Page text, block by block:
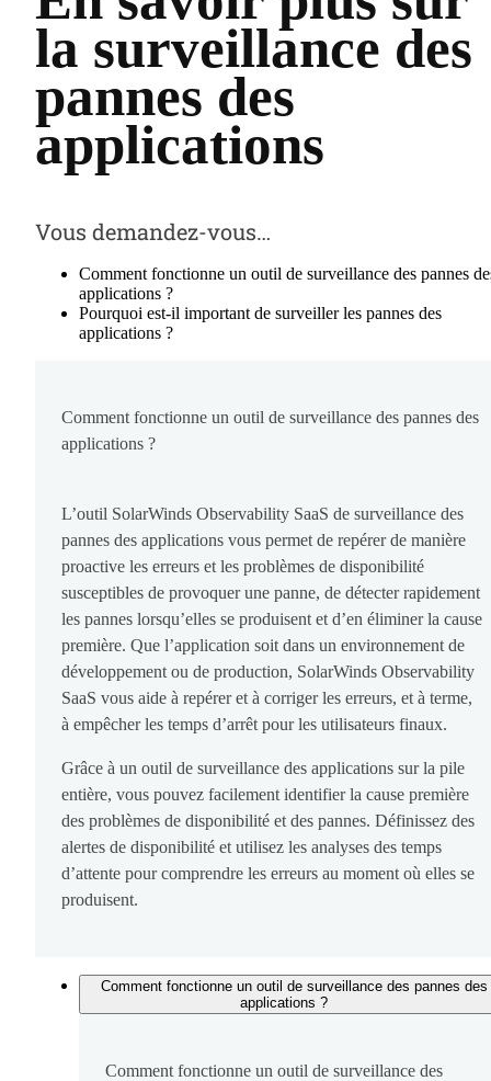
la surveillance des
pannes des
applications
Vous demandez-vous…
Comment fonctionne un outil de surveillance des pannes
applications ?
Pourquoi est-il important de surveiller les pannes des
applications ?
Comment fonctionne un outil de surveillance des pannes des
applications ?
L’outil SolarWinds Observability SaaS de surveillance des
pannes des applications vous permet de repérer de manière
proactive les erreurs et les problèmes de disponibilité
susceptibles de provoquer une panne, de détecter rapidement
les pannes lorsqu’elles se produisent et d’en éliminer la cause
première. Que l’application soit dans un environnement de
développement ou de production, SolarWinds Observability
SaaS vous aide à repérer et à corriger les erreurs, et à terme,
à empêcher les temps d’arrêt pour les utilisateurs finaux.
Grâce à un outil de surveillance des applications sur la pile
entière, vous pouvez facilement identifier la cause première
des problèmes de disponibilité et des pannes. Définissez des
alertes de disponibilité et utilisez les analyses des temps
d’attente pour comprendre les erreurs au moment où elles se
produisent.
Comment fonctionne un outil de surveillance des pannes des
applications ?
Comment fonctionne un outil de surveillance des